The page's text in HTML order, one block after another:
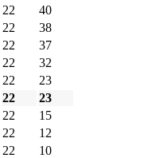
22
40
22
38
22
37
22
32
22
23
22
23
22
15
22
12
22
10